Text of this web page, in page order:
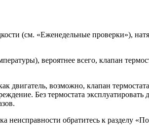
(см. «Еженедельные проверки»),
вероятнее всего, клапан
двигатель, возможно, клапан
Без термостата
неисправности обратитесь к разделу